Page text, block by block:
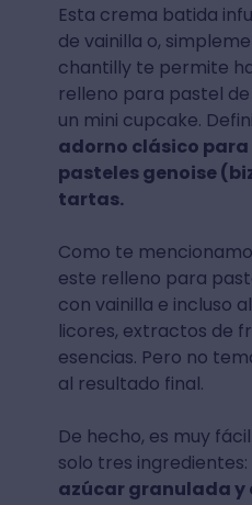
Esta crema batida
de vainilla o,
chantilly te permite
relleno para pastel
un mini cupcake.
adorno clásico
pasteles genoise
tartas.
Como te
este relleno para
con vainilla e incluso
licores, extractos de
esencias. Pero no
al resultado final.
De hecho, es muy
solo tres ingredientes:
azúcar granulada y